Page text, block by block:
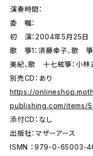
演奏時間：
委 嘱：
初 演：2004年5月25日
歌 箏1：須藤幸子、歌 箏
美紀、歌 十七絃箏：小林
別売CD：あり
https://
publishing.com/items/
添付CD：なし
出版社：マザーアース
ISMN ：979-0-65003-